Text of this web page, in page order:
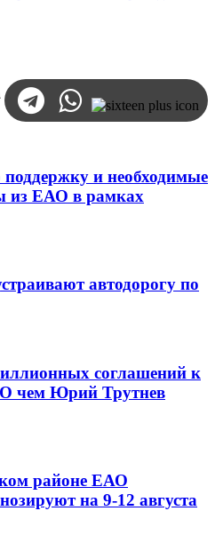
и необходимые
из ЕАО в рамках
автодорогу по
соглашений к
чем Юрий Трутнев
районе ЕАО
на 9-12 августа